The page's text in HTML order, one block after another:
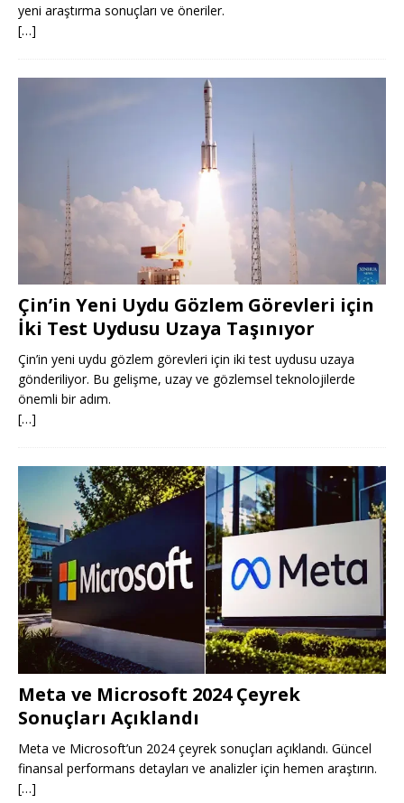
yeni araştırma sonuçları ve öneriler.
[…]
Çin’in Yeni Uydu Gözlem Görevleri için
İki Test Uydusu Uzaya Taşınıyor
Çin’in yeni uydu gözlem görevleri için iki test uydusu uzaya
gönderiliyor. Bu gelişme, uzay ve gözlemsel teknolojilerde
önemli bir adım.
[…]
Meta ve Microsoft 2024 Çeyrek
Sonuçları Açıklandı
Meta ve Microsoft’un 2024 çeyrek sonuçları açıklandı. Güncel
finansal performans detayları ve analizler için hemen araştırın.
[…]